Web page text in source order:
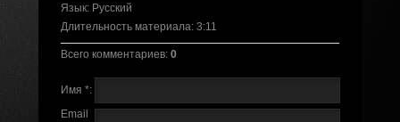
Язык: Русский
Длительность материала: 3:11
Всего комментариев: 0
Имя *:
Email